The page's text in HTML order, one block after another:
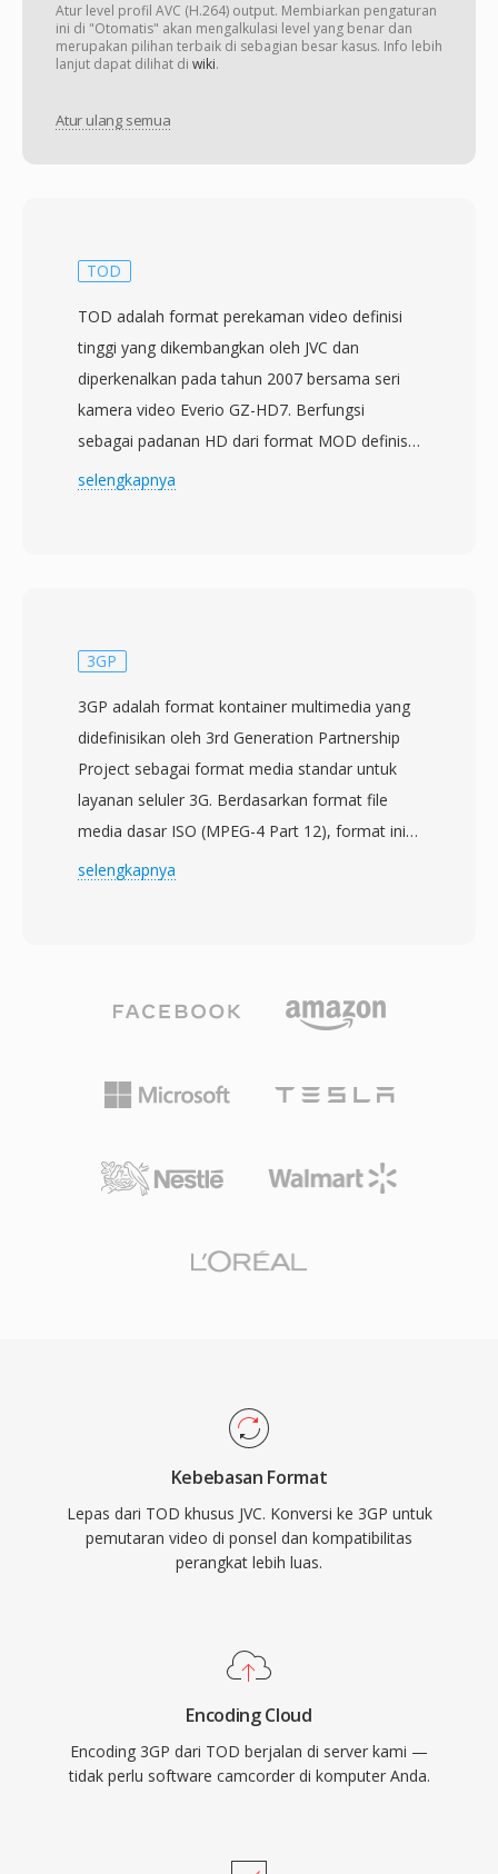
Atur level profil AVC (H.264) output. Membiarkan pengaturan
ini di "Otomatis" akan mengalkulasi level yang benar dan
merupakan pilihan terbaik di sebagian besar kasus. Info lebih
lanjut dapat dilihat di wiki.
Atur ulang semua
TOD
TOD adalah format perekaman video definisi
tinggi yang dikembangkan oleh JVC dan
diperkenalkan pada tahun 2007 bersama seri
kamera video Everio GZ-HD7. Berfungsi
sebagai padanan HD dari format MOD definisi
standar, file TOD berisi data transport stream
dari definisi standar ke definisi tinggi,
menyeimbangkan kualitas HD dengan ukuran
file yang praktis untuk hard disk drive dan kartu
memori yang digunakan sebagai media
perekaman. File TOD memiliki kesamaan
struktural dengan transport stream MPEG-2
yang digunakan dalam aplikasi siaran,
mengorganisir rekaman TOD dalam struktur
direktori yang menyertakan file metadata untuk
yang digunakan untuk file MOD tetapi
Format ini merekam pada bit rate yang
memadai untuk video konsumen definisi tinggi,
tergantung pada pengaturan kualitas
relevan bagi pemilik kamera video JVC Everio
HD yang perlu mengakses, mengedit, atau
mengonversi rekaman mereka menggunakan
selengkapnya
3GP
3GP adalah format kontainer multimedia yang
didefinisikan oleh 3rd Generation Partnership
Project sebagai format media standar untuk
layanan seluler 3G. Berdasarkan format file
media dasar ISO (MPEG-4 Part 12), format ini
dirancang untuk mengurangi kebutuhan
codec video H.263 atau H.264 yang
atau AAC. 3GP berperan penting dalam
menghadirkan multimedia ke perangkat seluler
jaringan dan perangkat keras membatasi
pada file MP4 penuh, menghasilkan file yang
dan gambar diam dalam kontainer. Adopsi luas
oleh produsen perangkat besar memastikan
bahwa hampir setiap ponsel berkemampuan
3G dapat menangani media 3GP secara native.
Meskipun perangkat seluler modern kini lebih
memilih MP4 dan format canggih lainnya, file
video hemat bandwidth masih penting.
selengkapnya
Kebebasan Format
Lepas dari TOD khusus JVC. Konversi ke 3GP untuk
pemutaran video di ponsel dan kompatibilitas
perangkat lebih luas.
Encoding Cloud
Encoding 3GP dari TOD berjalan di server kami —
tidak perlu software camcorder di komputer Anda.